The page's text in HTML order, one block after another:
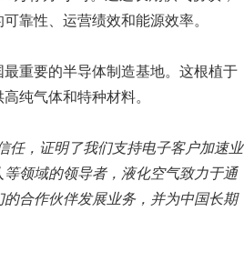
靠性、运营绩效和能源效率。
重要的半导体制造基地。这根植于
纯气体和特种材料。
任，证明了我们支持电子客户加速业
领域的领导者，液化空气致力于通
合作伙伴发展业务，并为中国长期